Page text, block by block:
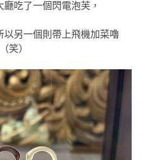
吃了一個閃電泡芙，
以另一個則帶上飛機加菜嚕
（笑）